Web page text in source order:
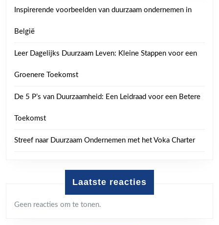
Inspirerende voorbeelden van duurzaam ondernemen in
België
Leer Dagelijks Duurzaam Leven: Kleine Stappen voor een
Groenere Toekomst
De 5 P’s van Duurzaamheid: Een Leidraad voor een Betere
Toekomst
Streef naar Duurzaam Ondernemen met het Voka Charter
Laatste reacties
Geen reacties om te tonen.